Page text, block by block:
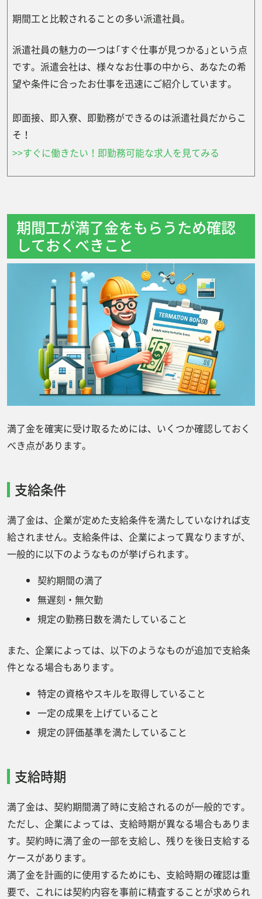
期間工と比較されることの多い派遣社員。
派遣社員の魅力の一つは「すぐ仕事が見つかる」という点
です。派遣会社は、様々なお仕事の中から、あなたの希
望や条件に合ったお仕事を迅速にご紹介しています。
即面接、即入寮、即勤務ができるのは派遣社員だからこ
そ！
>>すぐに働きたい！即勤務可能な求人を見てみる
期間工が満了金をもらうため確認
しておくべきこと
満了金を確実に受け取るためには、いくつか確認しておく
べき点があります。
支給条件
満了金は、企業が定めた支給条件を満たしていなければ支
給されません。支給条件は、企業によって異なりますが、
一般的に以下のようなものが挙げられます。
契約期間の満了
無遅刻・無欠勤
規定の勤務日数を満たしていること
また、企業によっては、以下のようなものが追加で支給条
件となる場合もあります。
特定の資格やスキルを取得していること
一定の成果を上げていること
規定の評価基準を満たしていること
支給時期
満了金は、契約期間満了時に支給されるのが一般的です。
ただし、企業によっては、支給時期が異なる場合もありま
す。契約時に満了金の一部を支給し、残りを後日支給する
ケースがあります。
満了金を計画的に使用するためにも、支給時期の確認は重
要で、これには契約内容を事前に精査することが求められ